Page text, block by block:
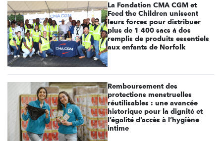
La Fondation CMA CGM et
Feed the Children unissent
leurs forces pour distribuer
plus de 1 400 sacs à dos
remplis de produits essentiels
aux enfants de Norfolk
Remboursement des
protections menstruelles
réutilisables : une avancée
historique pour la dignité et
l’égalité d’accès à l’hygiène
intime